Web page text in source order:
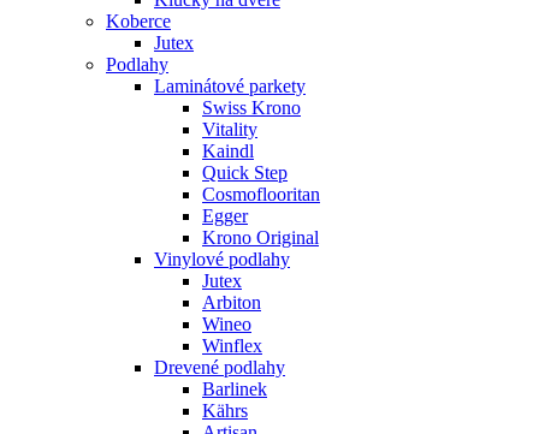
Koberce
Jutex
Podlahy
Laminátové parkety
Swiss Krono
Vitality
Kaindl
Quick Step
Cosmoflooritan
Egger
Krono Original
Vinylové podlahy
Jutex
Arbiton
Wineo
Winflex
Drevené podlahy
Barlinek
Kährs